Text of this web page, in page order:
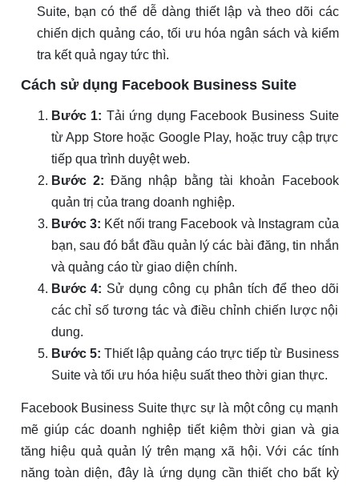
Suite, bạn có thể dễ dàng thiết lập và theo dõi các
chiến dịch quảng cáo, tối ưu hóa ngân sách và kiểm
tra kết quả ngay tức thì.
Cách sử dụng Facebook Business Suite
Bước 1: Tải ứng dụng Facebook Business Suite
từ App Store hoặc Google Play, hoặc truy cập trực
tiếp qua trình duyệt web.
Bước 2: Đăng nhập bằng tài khoản Facebook
quản trị của trang doanh nghiệp.
Bước 3: Kết nối trang Facebook và Instagram của
bạn, sau đó bắt đầu quản lý các bài đăng, tin nhắn
và quảng cáo từ giao diện chính.
Bước 4: Sử dụng công cụ phân tích để theo dõi
các chỉ số tương tác và điều chỉnh chiến lược nội
dung.
Bước 5: Thiết lập quảng cáo trực tiếp từ Business
Suite và tối ưu hóa hiệu suất theo thời gian thực.
Facebook Business Suite thực sự là một công cụ mạnh
mẽ giúp các doanh nghiệp tiết kiệm thời gian và gia
tăng hiệu quả quản lý trên mạng xã hội. Với các tính
năng toàn diện, đây là ứng dụng cần thiết cho bất kỳ